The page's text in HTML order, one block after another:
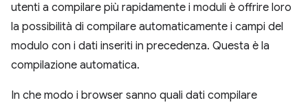
utenti a compilare più rapidamente i moduli è offrire loro
la possibilità di compilare automaticamente i campi del
modulo con i dati inseriti in precedenza. Questa è la
compilazione automatica.
In che modo i browser sanno quali dati compilare